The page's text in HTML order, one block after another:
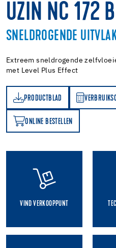
UZIN NC 172
SNELDROGENDE
Extreem sneldrogende
met Level Plus Effect
PRODUCTBLAD
VERBRUIKSCALCULATOR
ONLINE BESTELLEN
VIND VERKOOPPUNT